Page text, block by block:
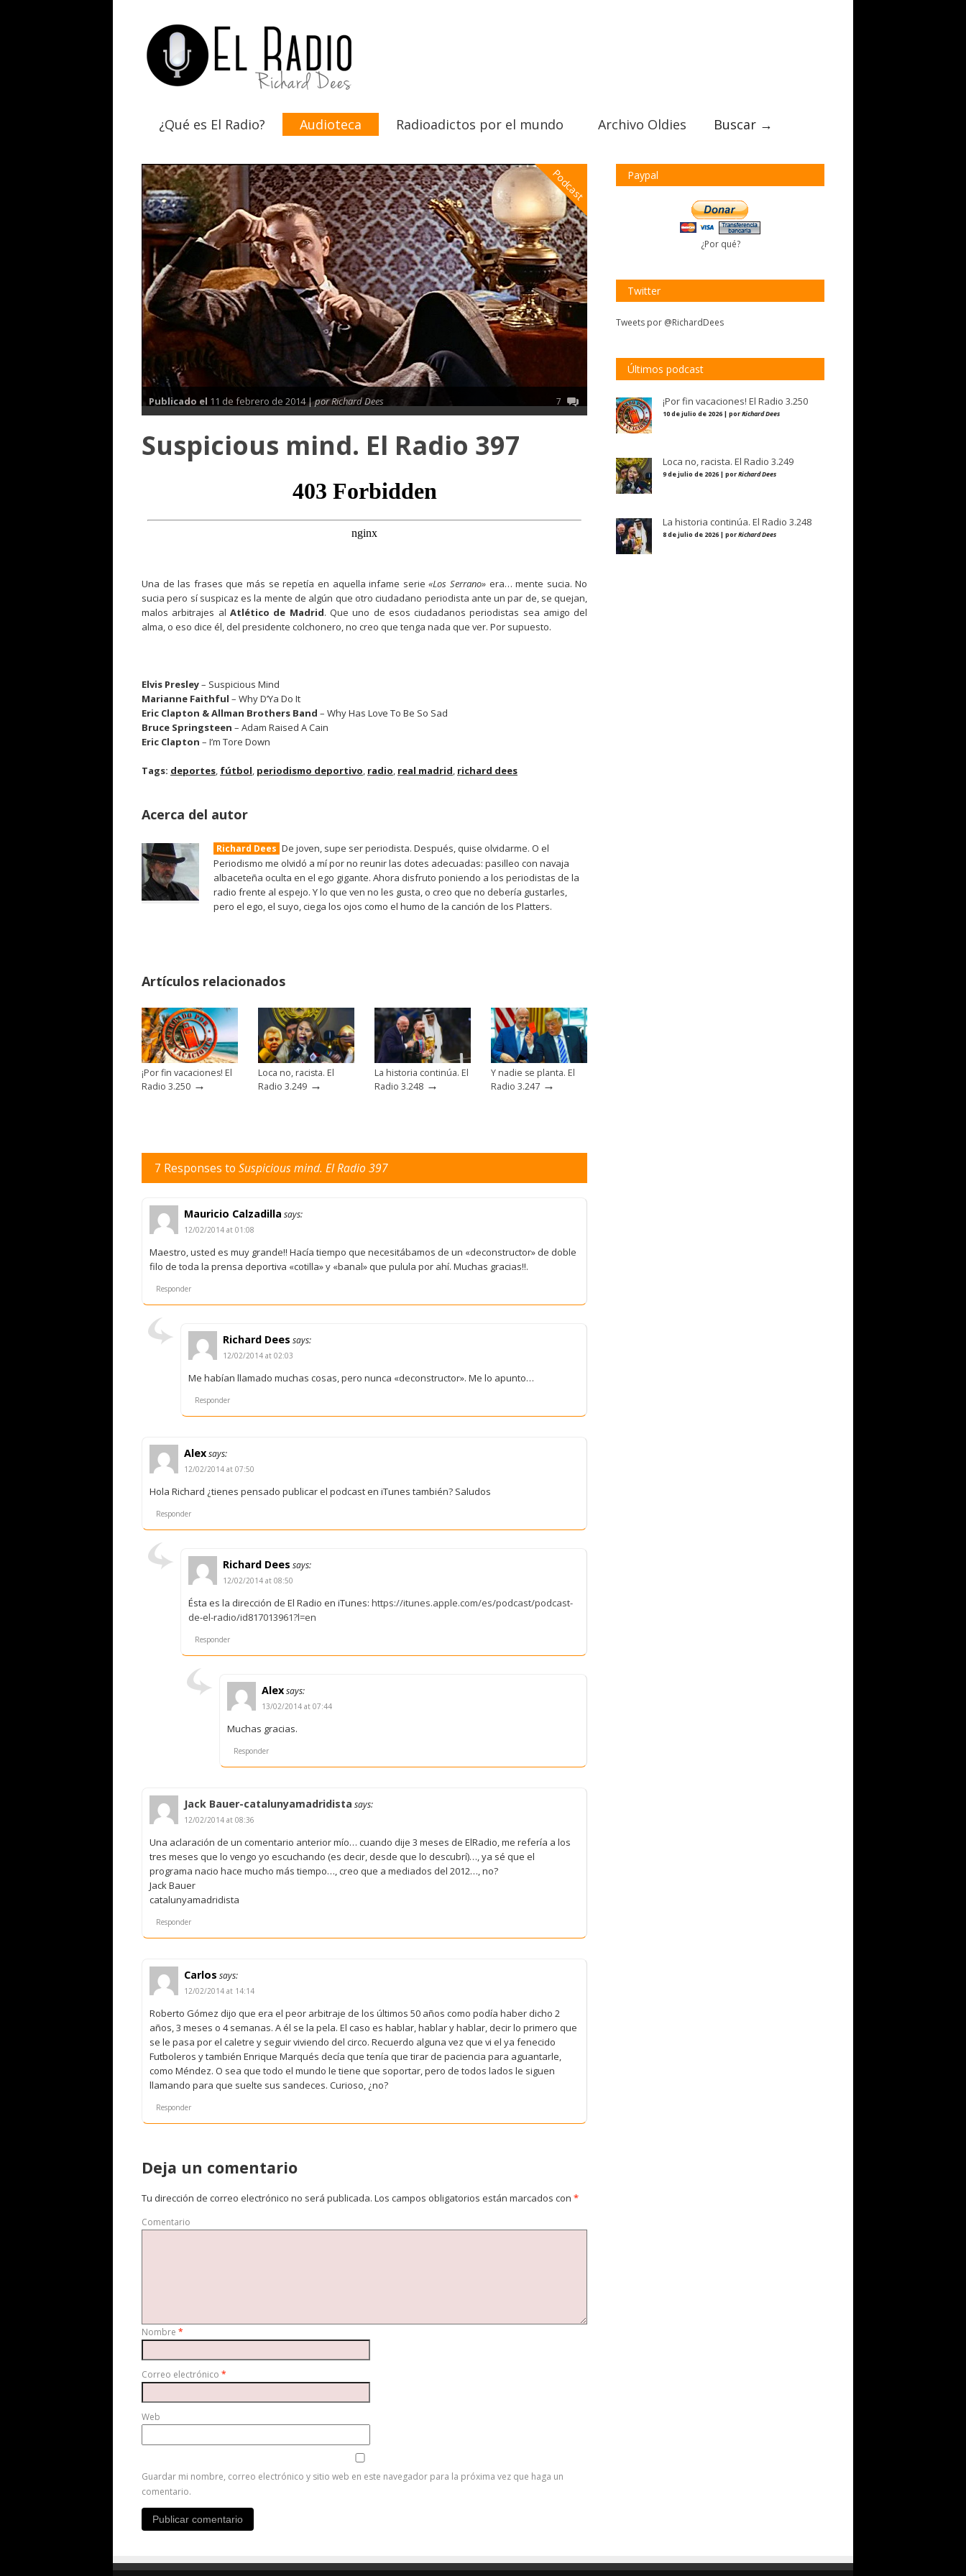
¿Qué es El Radio? Audioteca Radioadictos por el mundo Archivo Oldies Buscar →
Podcast
Publicado el 11 de febrero de 2014 |por Richard Dees 7
Suspicious mind. El Radio 397
Una de las frases que más se repetía en aquella infame serie«Los Serrano»era… mente sucia. No
sucia pero sí suspicaz es la mente de algún que otro ciudadano periodista ante un par de, se quejan,
malos arbitrajes al Atlético de Madrid. Que uno de esos ciudadanos periodistas sea amigo del
alma, o eso dice él, del presidente colchonero, no creo que tenga nada que ver. Por supuesto.
Elvis Presley– Suspicious Mind
Marianne Faithful – Why D’Ya Do It
Eric Clapton & Allman Brothers Band – Why Has Love To Be So Sad
Bruce Springsteen – Adam Raised A Cain
Eric Clapton – I’m Tore Down
Tags: deportes, fútbol, periodismo deportivo, radio, real madrid, richard dees
Acerca del autor
Richard Dees De joven, supe ser periodista. Después, quise olvidarme. O el
Periodismo me olvidó a mí por no reunir las dotes adecuadas: pasilleo con navaja
albaceteña oculta en el ego gigante. Ahora disfruto poniendo a los periodistas de la
radio frente al espejo. Y lo que ven no les gusta, o creo que no debería gustarles,
pero el ego, el suyo, ciega los ojos como el humo de la canción de los Platters.
Artículos relacionados
¡Por fin vacaciones! El
Radio 3.250 →
Loca no, racista. El
Radio 3.249 →
La historia continúa. El
Radio 3.248 →
Y nadie se planta. El
Radio 3.247 →
7 Responses to Suspicious mind. El Radio 397
Mauricio Calzadilla says:
12/02/2014 at 01:08
Maestro, usted es muy grande!! Hacía tiempo que necesitábamos de un «deconstructor» de doble
filo de toda la prensa deportiva «cotilla» y «banal» que pulula por ahí. Muchas gracias!!.
Responder
Richard Dees says:
12/02/2014 at 02:03
Me habían llamado muchas cosas, pero nunca «deconstructor». Me lo apunto…
Responder
Alexsays:
12/02/2014 at 07:50
Hola Richard ¿tienes pensado publicar el podcast en iTunes también? Saludos
Responder
Richard Dees says:
12/02/2014 at 08:50
Ésta es la dirección de El Radio en iTunes: https://itunes.apple.com/es/podcast/podcast-
de-el-radio/id817013961?l=en
Responder
Alexsays:
13/02/2014 at 07:44
Muchas gracias.
Responder
Jack Bauer-catalunyamadridista says:
12/02/2014 at 08:36
Una aclaración de un comentario anterior mío… cuando dije 3 meses de ElRadio, me refería a los
tres meses que lo vengo yo escuchando (es decir, desde que lo descubrí)…, ya sé que el
programa nacio hace mucho más tiempo…, creo que a mediados del 2012…, no?
Jack Bauer
catalunyamadridista
Responder
Carlos says:
12/02/2014 at 14:14
Roberto Gómez dijo que era el peor arbitraje de los últimos 50 años como podía haber dicho 2
años, 3 meses o 4 semanas. A él se la pela. El caso es hablar, hablar y hablar, decir lo primero que
se le pasa por el caletre y seguir viviendo del circo. Recuerdo alguna vez que vi el ya fenecido
Futboleros y también Enrique Marqués decía que tenía que tirar de paciencia para aguantarle,
como Méndez. O sea que todo el mundo le tiene que soportar, pero de todos lados le siguen
llamando para que suelte sus sandeces. Curioso, ¿no?
Responder
Deja un comentario
Tu dirección de correo electrónico no será publicada. Los campos obligatorios están marcados con *
Comentario
Nombre *
Correo electrónico *
Web
Guardar mi nombre, correo electrónico y sitio web en este navegador para la próxima vez que haga un
comentario.
Paypal
¿Por qué?
Twitter
Tweets por @RichardDees
Últimos podcast
¡Por fin vacaciones! El Radio 3.250
10 de julio de 2026 | porRichard Dees
Loca no, racista. El Radio 3.249
9 de julio de 2026 | porRichard Dees
La historia continúa. El Radio 3.248
8 de julio de 2026 | porRichard Dees